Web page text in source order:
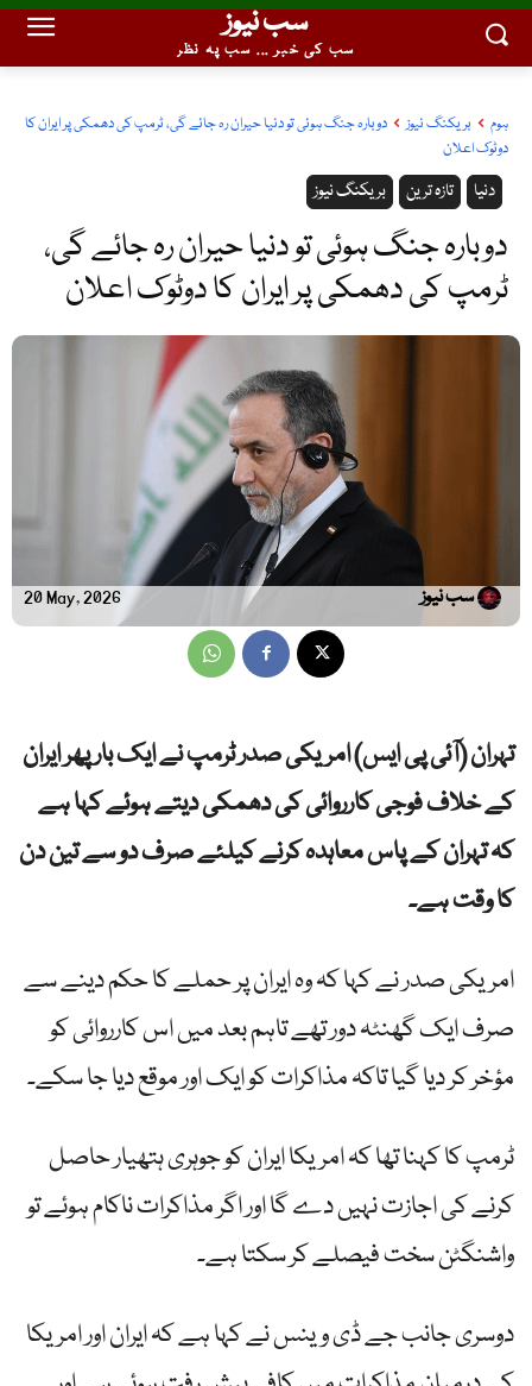
سب نیوز
سب کی خبر ... سب پہ نظر
ہوم بریکنگ نیوز
دوبارہ جنگ ہوئی تو دنیا حیران رہ جائے گی، ٹرمپ کی دھمکی پر ایران کا
دوٹوک اعلان
بریکنگ نیوز تازہ ترین دنیا
دوبارہ جنگ ہوئی تو دنیا حیران رہ جائے گی،
ٹرمپ کی دھمکی پر ایران کا دوٹوک اعلان
20 May, 2026 سب نیوز
تہران (آئی پی ایس) امریکی صدر ٹرمپ نے ایک بار پھر ایران
کے خلاف فوجی کارروائی کی دھمکی دیتے ہوئے کہا ہے
کہ تہران کے پاس معاہدہ کرنے کیلئے صرف دو سے تین دن
کا وقت ہے۔
امریکی صدر نے کہا کہ وہ ایران پر حملے کا حکم دینے سے
صرف ایک گھنٹہ دور تھے تاہم بعد میں اس کارروائی کو
مؤخر کر دیا گیا تاکہ مذاکرات کو ایک اور موقع دیا جا سکے۔
ٹرمپ کا کہنا تھا کہ امریکا ایران کو جوہری ہتھیار حاصل
کرنے کی اجازت نہیں دے گا اور اگر مذاکرات ناکام ہوئے تو
واشنگٹن سخت فیصلے کر سکتا ہے۔
دوسری جانب جے ڈی وینس نے کہا ہے کہ ایران اور امریکا